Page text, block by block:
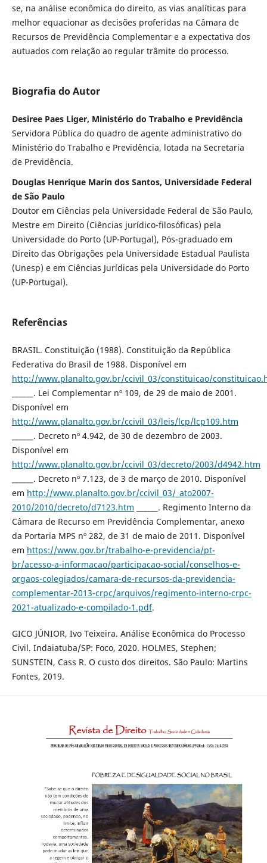
se, na análise econômica do direito, as vias analíticas para
melhor equacionar as decisões proferidas na Câmara de
Recursos de Previdência Complementar e a expectativa dos
autuados com relação ao regular trâmite do processo.
Biografia do Autor
Desiree Paes Liger, Ministério do Trabalho e Previdência
Servidora Pública do quadro de agente administrativo do
Ministério do Trabalho e Previdência, lotada na Secretaria
de Previdência.
Douglas Henrique Marin dos Santos, Universidade Federal
de São Paulo
Doutor em Ciências pela Universidade Federal de São Paulo,
Mestre em Direito (Ciências jurídico-filosóficas) pela
Universidade do Porto (UP-Portugal), Pós-graduado em
Direito das Obrigações pela Universidade Estadual Paulista
(Unesp) e em Ciências Jurídicas pela Universidade do Porto
(UP-Portugal).
Referências
BRASIL. Constituição (1988). Constituição da República
Federativa do Brasil de 1988. Disponível em
http://www.planalto.gov.br/ccivil_03/constituicao/
______. Lei Complementar nº 109, de 29 de maio de 2001.
Disponível em
http://www.planalto.gov.br/ccivil_03/leis/lcp/lcp109.htm
______. Decreto nº 4.942, de 30 de dezembro de 2003.
Disponível em
http://www.planalto.gov.br/ccivil_03/decreto/2003/d4942.htm
______. Decreto nº 7.123, de 3 de março de 2010. Disponível
em http://www.planalto.gov.br/ccivil_03/_ato2007-
2010/2010/decreto/d7123.htm ______. Regimento Interno da
Câmara de Recurso em Previdência Complementar, anexo
da Portaria MPS nº 282, de 31 de maio de 2011. Disponível
em https://www.gov.br/trabalho-e-previdencia/pt-
br/acesso-a-informacao/participacao-social/conselhos-e-
orgaos-colegiados/camara-de-recursos-da-previdencia-
complementar-2013-crpc/arquivos/regimento-interno-crpc-
2021-atualizado-e-compilado-1.pdf.
GICO JÚNIOR, Ivo Teixeira. Análise Econômica do Processo
Civil. Indaiatuba/SP: Foco, 2020. HOLMES, Stephen;
SUNSTEIN, Cass R. O custo dos direitos. São Paulo: Martins
Fontes, 2019.